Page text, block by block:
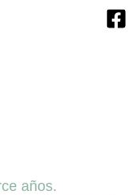
años.